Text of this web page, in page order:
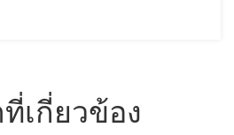
เกี่ยวข้อง